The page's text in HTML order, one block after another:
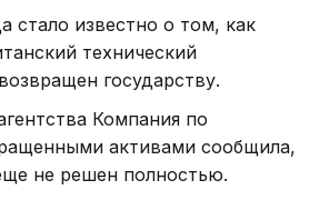
стало известно о том, как
технический
государству.
Компания по
активами сообщила,
не решен полностью.